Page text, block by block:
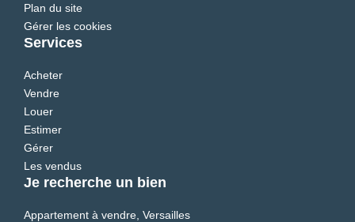
Plan du site
Gérer les cookies
Services
Acheter
Vendre
Louer
Estimer
Gérer
Les vendus
Je recherche un bien
Appartement à vendre, Versailles